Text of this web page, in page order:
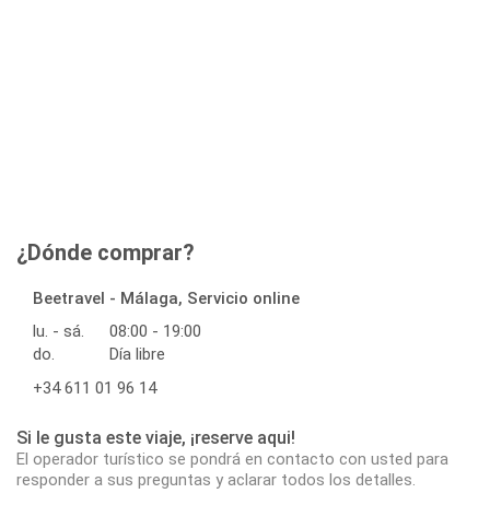
¿Dónde comprar?
Beetravel - Málaga, Servicio online
lu. - sá.
08:00 - 19:00
do.
Día libre
+34 611 01 96 14
Si le gusta este viaje, ¡reserve aqui!
El operador turístico se pondrá en contacto con usted para
responder a sus preguntas y aclarar todos los detalles.